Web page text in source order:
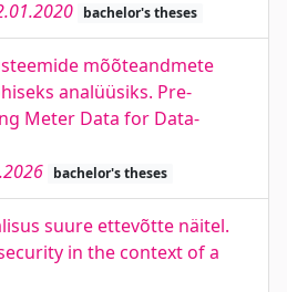
bachelor's theses
mõõteandmete
analüüsiks. Pre-
Meter Data for Data-
bachelor's theses
suure ettevõtte näitel.
in the context of a